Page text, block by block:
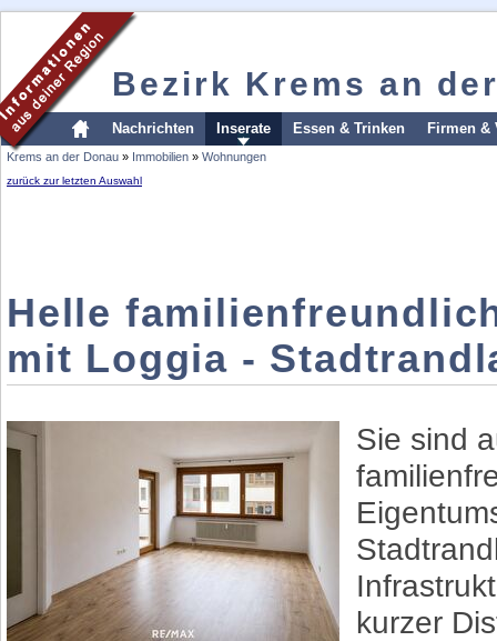
Bezirk Krems an
Nachrichten Inserate Essen & Trinken Firmen &
Krems an der Donau » Immobilien » Wohnungen
zurück zur letzten Auswahl
Helle
mit Loggia -
Sie sind
kurzer